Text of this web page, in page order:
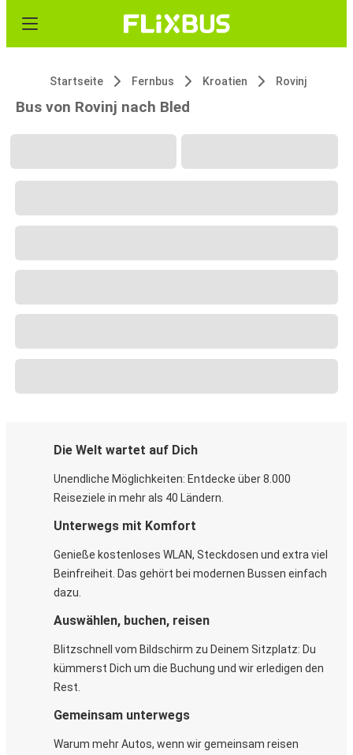
Startseite Fernbus Kroatien Rovinj
Bus von Rovinj nach Bled
Die Welt wartet auf Dich
Unendliche Möglichkeiten: Entdecke über 8.000
Reiseziele in mehr als 40 Ländern.
Unterwegs mit Komfort
Genieße kostenloses WLAN, Steckdosen und extra viel
Beinfreiheit. Das gehört bei modernen Bussen einfach
dazu.
Auswählen, buchen, reisen
Blitzschnell vom Bildschirm zu Deinem Sitzplatz: Du
kümmerst Dich um die Buchung und wir erledigen den
Rest.
Gemeinsam unterwegs
Warum mehr Autos, wenn wir gemeinsam reisen